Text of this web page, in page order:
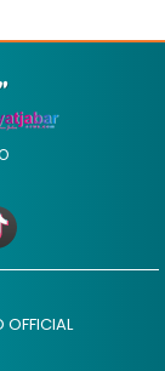
OFFICIAL